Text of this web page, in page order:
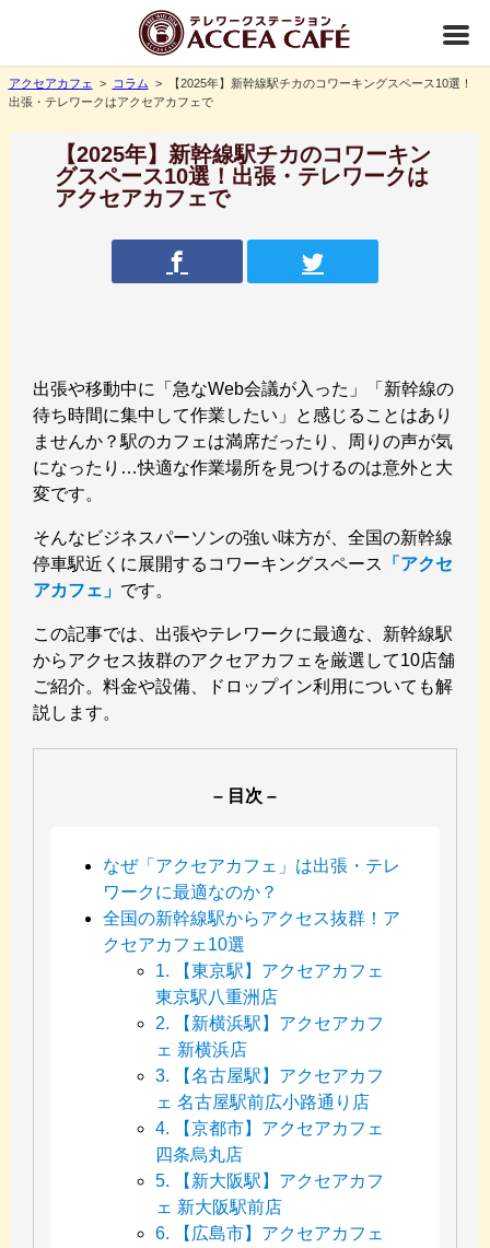
アクセアカフェ > コラム > 【2025年】新幹線駅チカのコワーキングスペース10選！
出張・テレワークはアクセアカフェで
【2025年】新幹線駅チカのコワーキン
グスペース10選！出張・テレワークは
アクセアカフェで
出張や移動中に「急なWeb会議が入った」「新幹線の
待ち時間に集中して作業したい」と感じることはあり
ませんか？駅のカフェは満席だったり、周りの声が気
になったり…快適な作業場所を見つけるのは意外と大
変です。
そんなビジネスパーソンの強い味方が、全国の新幹線
停車駅近くに展開するコワーキングスペース
「アクセ
アカフェ」 です。
この記事では、出張やテレワークに最適な、新幹線駅
からアクセス抜群のアクセアカフェを厳選して10店舗
ご紹介。料金や設備、ドロップイン利用についても解
説します。
– 目次 –
なぜ「アクセアカフェ」は出張・テレ
ワークに最適なのか？
全国の新幹線駅からアクセス抜群！ア
クセアカフェ10選
1. 【東京駅】アクセアカフェ
東京駅八重洲店
2. 【新横浜駅】アクセアカフ
ェ 新横浜店
3. 【名古屋駅】アクセアカフ
ェ 名古屋駅前広小路通り店
4. 【京都市】アクセアカフェ
四条烏丸店
5. 【新大阪駅】アクセアカフ
ェ 新大阪駅前店
6. 【広島市】アクセアカフェ